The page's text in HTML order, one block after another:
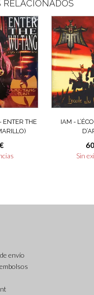
RELACIONADOS
ENTER THE
€
IAM ‎-
Sin
envío